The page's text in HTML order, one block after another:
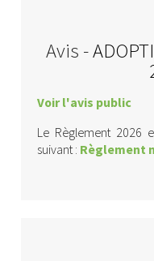
Avis -
Voir l'avis public
Le Règlement 2026
suivant : Règlement